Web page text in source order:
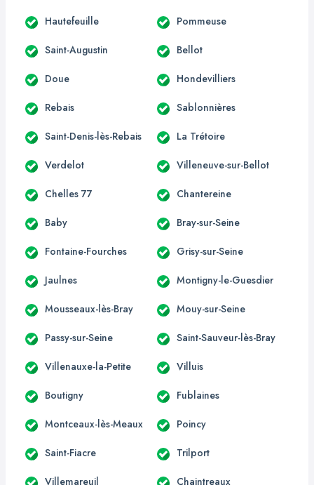
Hautefeuille Pommeuse
Saint-Augustin Bellot
Doue Hondevilliers
Rebais Sablonnières
Saint-Denis-lès-Rebais La Trétoire
Verdelot Villeneuve-sur-Bellot
Chelles 77 Chantereine
Baby Bray-sur-Seine
Fontaine-Fourches Grisy-sur-Seine
Jaulnes Montigny-le-Guesdier
Mousseaux-lès-Bray Mouy-sur-Seine
Passy-sur-Seine Saint-Sauveur-lès-Bray
Villenauxe-la-Petite Villuis
Boutigny Fublaines
Montceaux-lès-Meaux Poincy
Saint-Fiacre Trilport
Villemareuil Chaintreaux